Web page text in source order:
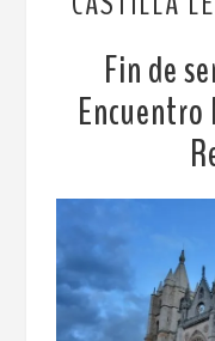
Fin de